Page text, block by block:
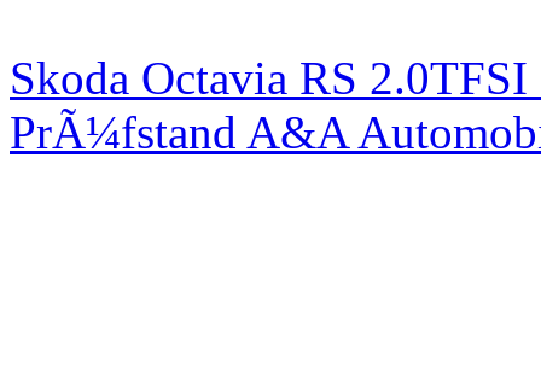
Skoda Octavia RS
PrÃ¼fstand A&A